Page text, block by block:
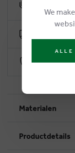
Paiement
Materialen
Productdetails
We
ALLE